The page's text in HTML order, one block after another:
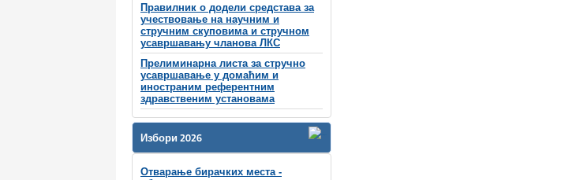
Правилник о додели средстава за
учествовање на научним и
стручним скуповима и стручном
усавршавању чланова ЛКС
Прелиминарна листа за стручно
усавршавање у домаћим и
иностраним референтним
здравственим установама
Избори 2026
Отварање бирачких места -